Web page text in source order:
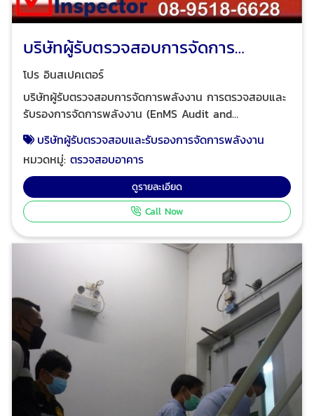
บริษัทผู้รับตรวจสอบการจัดการ
พลังงาน
โปร อินสเปคเตอร์
บริษัทผู้รับตรวจสอบการจัดการพลังงาน การตรวจสอบและ
รับรองการจัดการพลังงาน (EnMS Audit and
(Energy Audit) ซึ่ง บริษัท เอ็นจิโนวา จำกัด ได้ให้บริการ
ตรวจสอบและรับรองการจัดการพลังงานตามข้อกำหนด คือ
กฎกระทรวงกำหนดมาตรฐาน หลักเกณฑ์และวิธีการจัดการ
พลังงาน พ.ศ.๒๕๕๒ ประกาศกระทรวงพลังงาน เรื่อง หลัก
เกณฑ์และวิธีการจัดการพลังงานในโรงงานควบคุมและ
วิศวกรมืออาชีพ ผู้เชี่ยวชาญด้านการให้บริการตรวจสอบ
อาคาร ตรวจสอบและรับรองการจัดการพลังงาน ตรวจสอบ
และรับรองระบบไฟฟ้าประจำปี ตรวจสอบระบบแจ้งเหตุเพลิง
ไหม้อาคารและโรงงาน เพื่อทำรายงานและ ออกหนังสือ
รับรองความปลอดภัยประเภทต่างๆ ตามกฎหมาย ได้รับ
ความไว้วางใจจากบริษัทชั้นนำระดับแนวหน้าของไทย และ
โรงงานชั้นนำของไทย
บริษัทผู้รับตรวจสอบและรับรองการจัดการพลังงาน
หมวดหมู่:ตรวจสอบอาคาร
ดูรายละเอียด
Call Now